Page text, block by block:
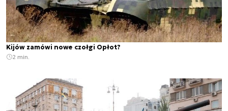
Kijów zamówi nowe czołgi Opłot?
2 min.